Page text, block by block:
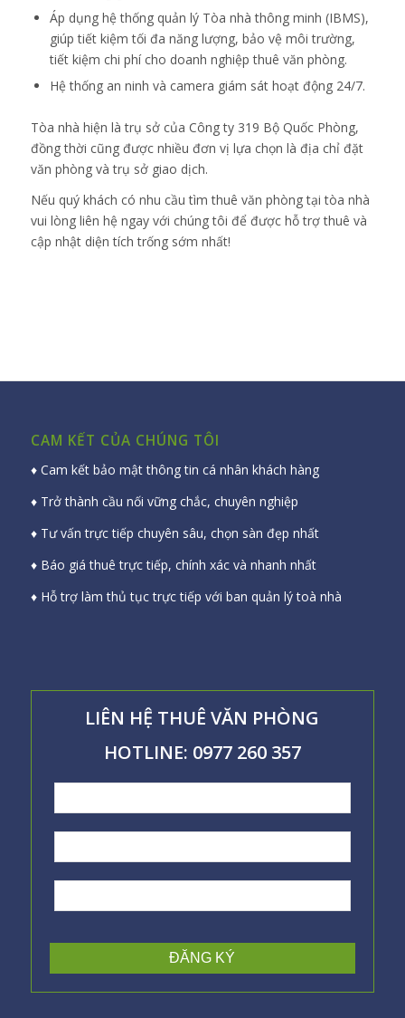
Áp dụng hệ thống quản lý Tòa nhà thông minh (IBMS),
giúp tiết kiệm tối đa năng lượng, bảo vệ môi trường,
tiết kiệm chi phí cho doanh nghiệp thuê văn phòng.
Hệ thống an ninh và camera giám sát hoạt động 24/7.
Tòa nhà hiện là trụ sở của Công ty 319 Bộ Quốc Phòng,
đồng thời cũng được nhiều đơn vị lựa chọn là địa chỉ đặt
văn phòng và trụ sở giao dịch.
Nếu quý khách có nhu cầu tìm thuê văn phòng tại tòa nhà
vui lòng liên hệ ngay với chúng tôi để được hỗ trợ thuê và
cập nhật diện tích trống sớm nhất!
CAM KẾT CỦA CHÚNG TÔI
♦ Cam kết bảo mật thông tin cá nhân khách hàng
♦ Trở thành cầu nối vững chắc, chuyên nghiệp
♦ Tư vấn trực tiếp chuyên sâu, chọn sàn đẹp nhất
♦ Báo giá thuê trực tiếp, chính xác và nhanh nhất
♦ Hỗ trợ làm thủ tục trực tiếp với ban quản lý toà nhà
LIÊN HỆ THUÊ VĂN PHÒNG
HOTLINE: 0977 260 357